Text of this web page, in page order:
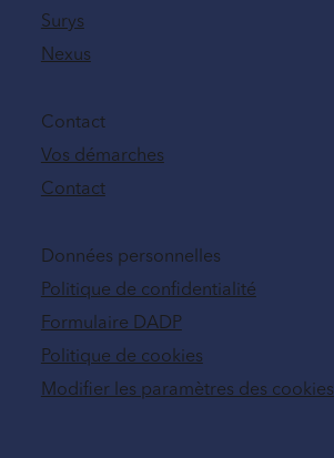
Surys
Nexus
Contact
Vos démarches
Contact
Données personnelles
Politique de confidentialité
Formulaire DADP
Politique de cookies
Modifier les paramètres des cookies